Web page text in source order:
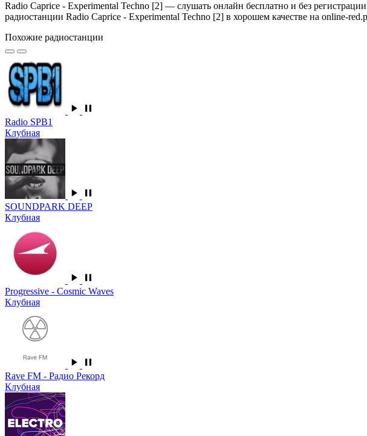
Radio Caprice - Experimental Techno [2] — слушать онлайн бесплатно и без
радиостанции Radio Caprice - Experimental Techno [2] в хорошем качестве на online-
Похожие радиостанции
Radio SPB1
Клубная
SOUNDPARK DEEP
Клубная
Progressive - Cosmic Waves
Клубная
Rave FM - Радио Рекорд
Клубная